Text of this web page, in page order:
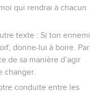
qui rendrai à chacun
texte : Si ton ennemi
donne-lui à boire. Par
de sa manière d’agir
changer.
conduite entre les